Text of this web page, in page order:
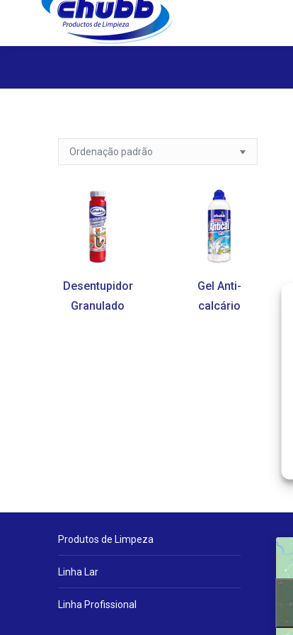
Desentupidor
Granulado
Gel Anti-
calcário
Produtos de Limpeza
Linha Lar
Linha Profissional